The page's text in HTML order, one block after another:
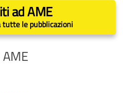
ad AME
tutte le pubblicazioni